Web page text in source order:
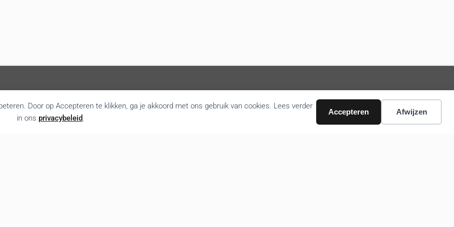
Door op Accepteren te klikken, ga je akkoord met ons gebruik van cookies. Lees verder
in ons privacybeleid.
Accepteren Afwijzen
Volg ons nieuws via email